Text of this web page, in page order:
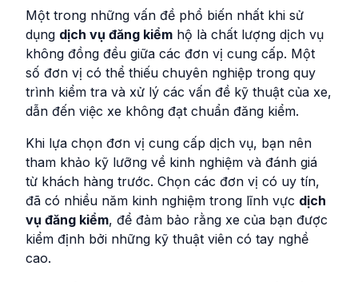
Một trong những vấn đề phổ biến nhất khi sử
dụng dịch vụ đăng kiểm hộ là chất lượng dịch vụ
không đồng đều giữa các đơn vị cung cấp. Một
số đơn vị có thể thiếu chuyên nghiệp trong quy
trình kiểm tra và xử lý các vấn đề kỹ thuật của xe,
dẫn đến việc xe không đạt chuẩn đăng kiểm.
Khi lựa chọn đơn vị cung cấp dịch vụ, bạn nên
tham khảo kỹ lưỡng về kinh nghiệm và đánh giá
từ khách hàng trước. Chọn các đơn vị có uy tín,
đã có nhiều năm kinh nghiệm trong lĩnh vực dịch
vụ đăng kiểm, để đảm bảo rằng xe của bạn được
kiểm định bởi những kỹ thuật viên có tay nghề
cao.